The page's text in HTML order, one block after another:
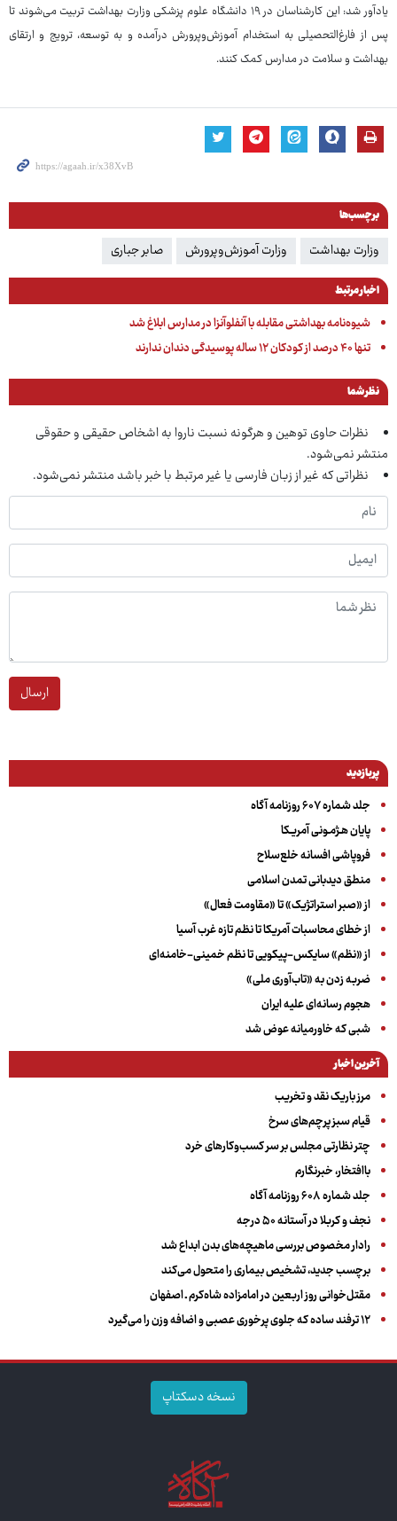
یادآور شد: این کارشناسان در ۱۹ دانشگاه علوم پزشکی وزارت بهداشت تربیت می‌شوند تا
پس از فارغ‌التحصیلی به استخدام آموزش‌وپرورش درآمده و به توسعه، ترویج و ارتقای
بهداشت و سلامت در مدارس کمک کنند.
برچسب‌ها
وزارت بهداشت وزارت آموزش‌وپرورش صابر جباری
اخبار مرتبط
شیوه‌نامه بهداشتی مقابله با آنفلوآنزا در مدارس ابلاغ شد
تنها ۴۰ درصد از کودکان ۱۲ ساله پوسیدگی دندان ندارند
نظر شما
نظرات حاوی توهین و هرگونه نسبت ناروا به اشخاص حقیقی و حقوقی
منتشر نمی‌شود.
نظراتی که غیر از زبان فارسی یا غیر مرتبط با خبر باشد منتشر نمی‌شود.
ارسال
پربازدید
جلد شماره ۶۰۷ روزنامه آگاه
پایان هـژمـونی آمریـکا
فروپاشی افسانه خلع‌سلاح
منطق دیدبانی تمدن اسلامی
از «صبر استراتژیک» تا «مقاومت فعال»
از خطای محاسبات آمریکا تا نظم تازه غرب آسیا
از «نظم» سایکس-پیکویی تا نظم خمینی-خامنه‌ای
ضربه زدن به «تاب‌آوری ملی»
هجوم رسانه‌ای علیه ایران
شبی که خاورمیانه عوض شد
آخرین اخبار
مرز باریک نقد و تخریب
قیام سبز پرچم‌های سرخ
چتر نظارتی مجلس بر سر کسب‌وکارهای خرد
باافتخار، خبرنگارم
جلد شماره ۶۰۸ روزنامه آگاه
نجف و کربلا در آستانه ۵۰ درجه
رادار مخصوص بررسی ماهیچه‌های بدن ابداع شد
برچسب جدید، تشخیص بیماری را متحول می‌کند
مقتل‌خوانی روز اربعین در امامزاده شاه‌کرم ـ اصفهان
۱۲ ترفند ساده که جلوی پرخوری عصبی و اضافه ‌وزن را می‌گیرد
نسخه دسکتاپ